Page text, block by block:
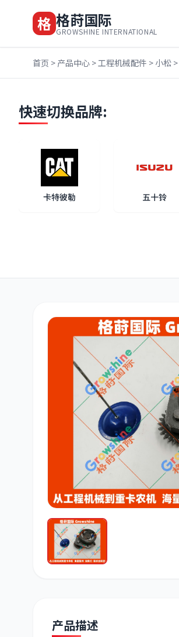
格 格莳国际
GROWSHINE INTERNATIONAL
首页 > 产品中心 >工程机械配件 > 小松 >
快速切换品牌:
卡特彼勒 五十铃
潍柴
产品描述